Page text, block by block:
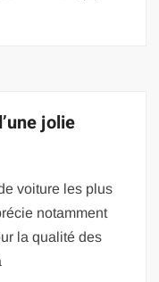
jolie
voiture les plus
notamment
la qualité des